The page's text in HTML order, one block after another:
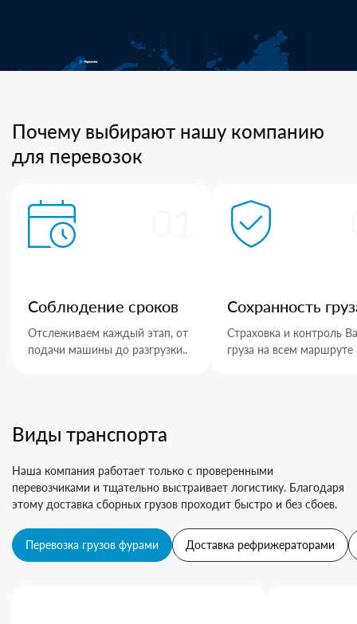
Почему выбирают нашу компанию
для перевозок
Соблюдение сроков
Отслеживаем каждый этап, от
подачи машины до разгрузки..
Сохранность
Страховка и контроль
груза на всем маршруте
Виды транспорта
Наша компания работает только с проверенными
перевозчиками и тщательно выстраивает логистику. Благодаря
этому доставка сборных грузов проходит быстро и без сбоев.
Перевозка грузов фурами Доставка рефрижераторами